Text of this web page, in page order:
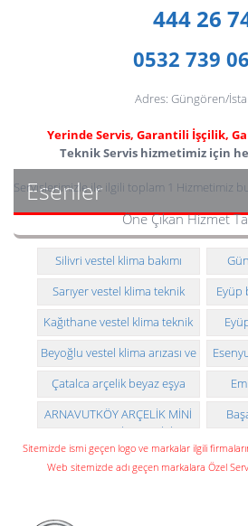
444 26
0532 739
Adres: Güngören/
Yerinde Servis, Garantili İşçilik,
Teknik Servis hizmetimiz için
Esenler
Servislerimizle ile ilgili toplam 1 Hizmetimiz
Öne Çıkan Hizmet
Silivri vestel klima bakımı
Sarıyer vestel klima teknik
servisi
Eyüp
Kağıthane vestel klima teknik
servisi
Beyoğlu vestel klima arızası ve
montajı
Çatalca arçelik beyaz eşya
teknik servisi
ARNAVUTKÖY ARÇELİK MİNİ
FIRIN TEKNİK SERVİSİ
Sitemizde ismi geçen logo ve markalar ilgili
Web sitemizde adı geçen markalara Özel